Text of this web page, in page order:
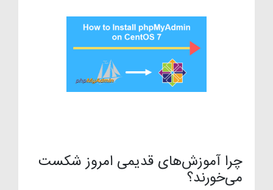
چرا آموزش‌های قدیمی امروز شکست
می‌خورند؟